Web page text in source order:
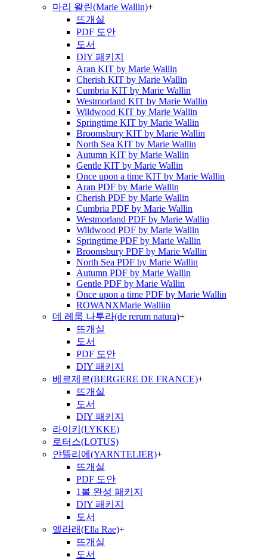
마리 왈린(Marie Wallin)+
뜨개실
PDF 도안
도서
DIY 패키지
Aran KIT by Marie Wallin
Cherish KIT by Marie Wallin
Cumbria KIT by Marie Wallin
Westmorland KIT by Marie Wallin
Wildwood KIT by Marie Wallin
Springtime KIT by Marie Wallin
Broomsbury KIT by Marie Wallin
North Sea KIT by Marie Wallin
Autumn KIT by Marie Wallin
Gentle KIT by Marie Wallin
Once upon a time KIT by Marie Wallin
Aran PDF by Marie Wallin
Cherish PDF by Marie Wallin
Cumbria PDF by Marie Wallin
Westmorland PDF by Marie Wallin
Wildwood PDF by Marie Wallin
Springtime PDF by Marie Wallin
Broomsbury PDF by Marie Wallin
North Sea PDF by Marie Wallin
Autumn PDF by Marie Wallin
Gentle PDF by Marie Wallin
Once upon a time PDF by Marie Wallin
ROWANXMarie Walliin
데 레룸 나투라(de rerum natura)+
뜨개실
도서
PDF 도안
DIY 패키지
베르제르(BERGERE DE FRANCE)+
뜨개실
도서
DIY 패키지
라이키(LYKKE)
로터스(LOTUS)
얀뜰리에(YARNTELIER)+
뜨개실
PDF 도안
1볼 완성 패키지
DIY 패키지
도서
엘라래(Ella Rae)+
뜨개실
도서